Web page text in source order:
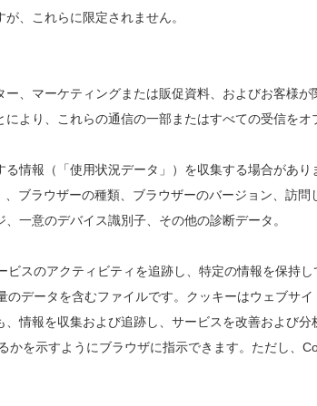
、これらに限定されません。
、マーケティングまたは販促資料、およびお客様
より、これらの通信の一部またはすべての受信をオ
情報（「使用状況データ」）を収集する場合があ
ブラウザーの種類、ブラウザーのバージョン、訪
一意のデバイス識別子、その他の診断データ。
スのアクティビティを追跡し、特定の情報を保持し
データを含むファイルです。クッキーはウェブサ
情報を収集および追跡し、サービスを改善および分
を示すようにブラウザに指示できます。ただし、